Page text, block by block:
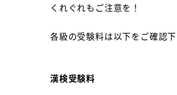
くれぐれもご注意を！
各級の受験料は以下をご確認下
漢検受験料